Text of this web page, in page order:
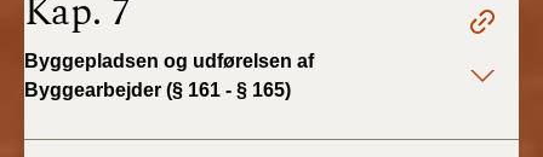
BR18 (4/7-31/12
2019)
BR18 (1/1-4/7 2019)
Kap. 7
Byggepladsen og udførelsen af
Byggearbejder (§ 161 - § 165)